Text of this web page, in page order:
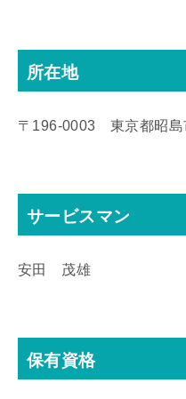
所在地
〒196-0003 東京都昭島
サービスマン
安田 茂雄
保有資格